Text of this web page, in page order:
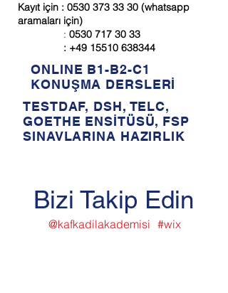
Kayıt için : 0530 373 33 30 (whatsapp
aramaları için)
: 0530 717 30 33
: +49 15510 638344
ONLINE B1-B2-C1
KONUŞMA DERSLERİ
TESTDAF, DSH, TELC,
GOETHE ENSİTÜSÜ, FSP
SINAVLARINA HAZIRLIK
Bizi Takip Edin
#wix
@kafkadilakademisi